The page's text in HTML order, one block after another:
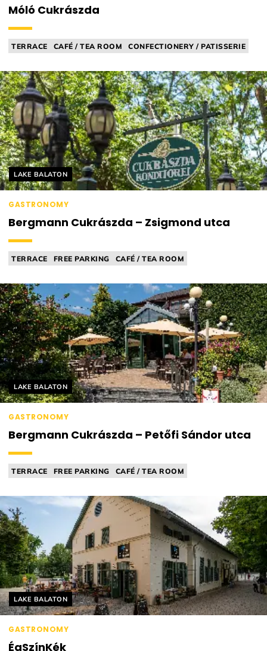
Móló Cukrászda
TERRACE CAFÉ / TEA ROOM
CONFECTIONERY / PATISSERIE
Helyszín címkék:
LAKE BALATON
GASTRONOMY
Bergmann Cukrászda – Zsigmond utca
TERRACE FREE PARKING
CAFÉ / TEA ROOM
Helyszín címkék:
LAKE BALATON
GASTRONOMY
Bergmann Cukrászda – Petőfi Sándor utca
TERRACE FREE PARKING
CAFÉ / TEA ROOM
Helyszín címkék:
LAKE BALATON
GASTRONOMY
ÉgSzínKék